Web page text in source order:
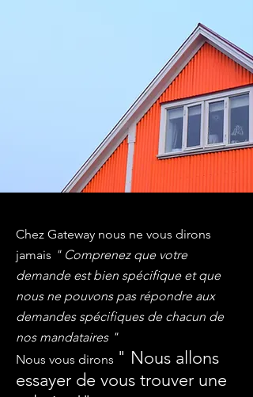
Chez Gateway nous ne vous dirons
jamais " Comprenez que votre
demande est bien spécifique et que
nous ne pouvons pas répondre aux
demandes spécifiques de chacun de
nos mandataires "
Nous vous dirons " Nous allons
essayer de vous trouver une